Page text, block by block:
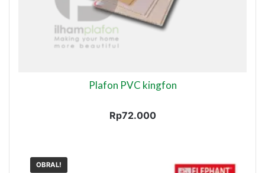
Plafon PVC kingfon
Rp72.000
OBRAL!